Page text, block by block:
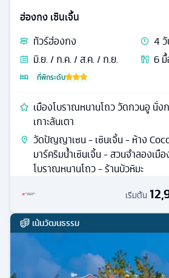
ฮ่องกง เซินเจิ้น
ทัวร์ฮ่องกง 4
มิ.ย. / ก.ค. / ส.ค. / ก.ย.
6มื้
ที่พักระดับ
เมืองโบราณหนานโถว วัดกวนอู นั่งก
เกาะลันเตา
วัดปัญญาเซน - เซินเจิ้น - ห้าง
มาร์คริมน้ำเซินเจิ้น - สวนจำลองเมื
โบราณหนานโถว - ร้านบัวหิมะ
เริ่มต้น
เน้นวัฒนธรรม